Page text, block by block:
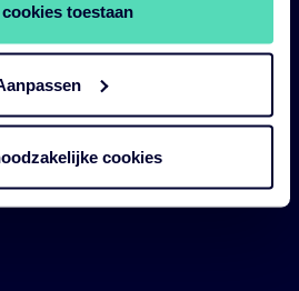
toestaan
cookies